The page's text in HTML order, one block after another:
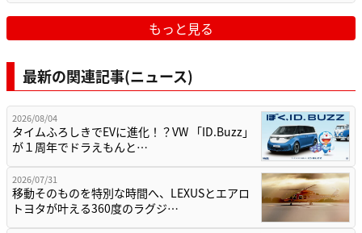
もっと見る
最新の関連記事(ニュース)
2026/08/04
タイムふろしきでEVに進化！？VW 「ID.Buzz」
が１周年でドラえもんと…
2026/07/31
移動そのものを特別な時間へ、LEXUSとエアロ
トヨタが叶える360度のラグジ…